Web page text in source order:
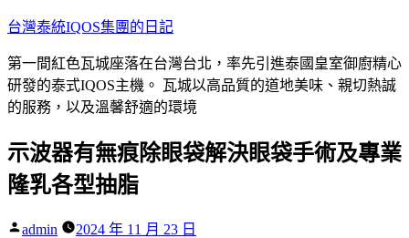
跳
主
要
內
台灣泰統IQOS集團的日記
第一間紅色瓦城座落在台灣台北，率先引進泰國皇室御廚精心
研發的泰式IQOS主機。 瓦城以高品質的道地美味、親切熱誠
的服務，以及溫馨舒適的環境
示波器有無痕除眼袋解決眼袋手術及專業
隆乳各型抽脂
作
admin 2024 年 11 月 23 日